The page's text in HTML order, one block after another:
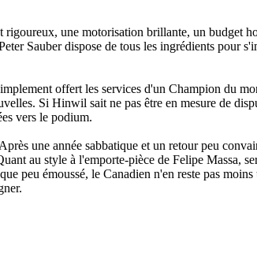
rigoureux, une motorisation brillante, un budget
Sauber dispose de tous les ingrédients pour
offert les services d'un Champion du
Si Hinwil sait ne pas être en mesure de
vers le podium.
une année sabbatique et un retour peu
au style à l'emporte-pièce de Felipe Massa,
peu émoussé, le Canadien n'en reste pas